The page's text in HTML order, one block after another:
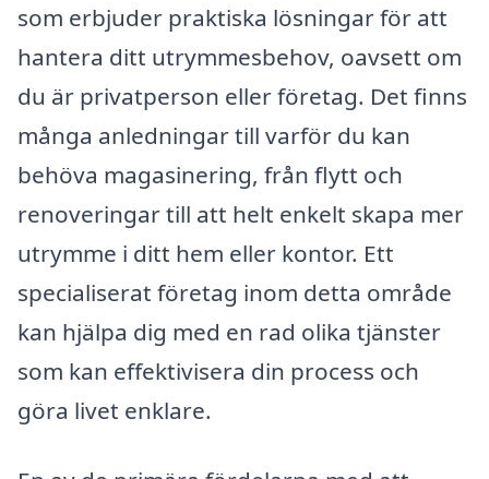
som erbjuder praktiska lösningar för att
hantera ditt utrymmesbehov, oavsett om
du är privatperson eller företag. Det finns
många anledningar till varför du kan
behöva magasinering, från flytt och
renoveringar till att helt enkelt skapa mer
utrymme i ditt hem eller kontor. Ett
specialiserat företag inom detta område
kan hjälpa dig med en rad olika tjänster
som kan effektivisera din process och
göra livet enklare.